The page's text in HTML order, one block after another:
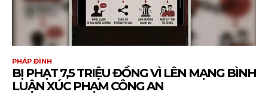
PHÁP ĐÌNH
BỊ PHẠT 7,5 TRIỆU ĐỒNG VÌ LÊN MẠNG BÌNH
LUẬN XÚC PHẠM CÔNG AN